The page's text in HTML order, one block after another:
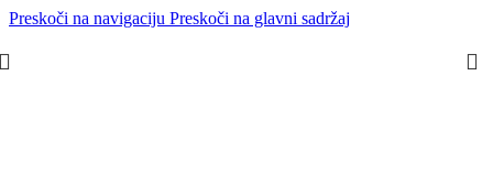
Preskoči na navigaciju Preskoči na glavni sadržaj